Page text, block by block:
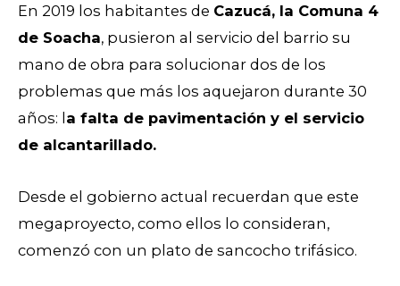
En 2019 los habitantes de Cazucá, la Comuna 4
de Soacha, pusieron al servicio del barrio su
mano de obra para solucionar dos de los
problemas que más los aquejaron durante 30
años: la falta de pavimentación y el servicio
de alcantarillado.
Desde el gobierno actual recuerdan que este
megaproyecto, como ellos lo consideran,
comenzó con un plato de sancocho trifásico.